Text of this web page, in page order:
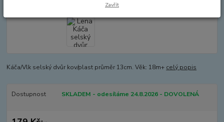
Káča/Vlk selský dvůr kov/plast průměr 13cm. Věk: 18m+ celý popis
Dostupnost SKLADEM - odesíláme 24.8.2026 - DOVOLENÁ
Zavřít